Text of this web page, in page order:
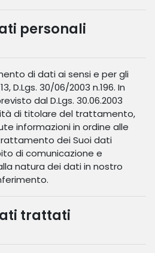
personali
di dati ai sensi e per gli
D.Lgs. 30/06/2003 n.196. In
dal D.Lgs. 30.06.2003
di titolare del trattamento,
informazioni in ordine alle
dei Suoi dati
di comunicazione e
natura dei dati in nostro
trattati